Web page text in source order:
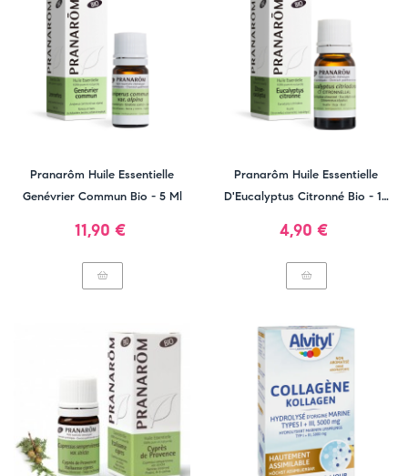
Pranarôm Huile Essentielle
Genévrier Commun Bio - 5 Ml
Prix
11,90 €
Pranarôm Huile Essentielle
D'Eucalyptus Citronné Bio - 10
Prix
4,90 €